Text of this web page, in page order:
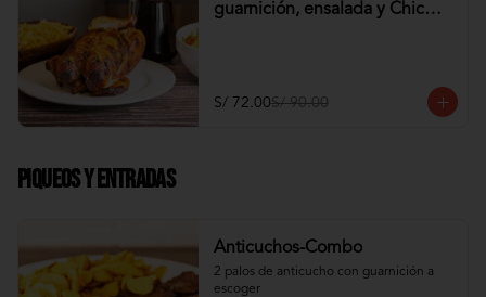
guarnición, ensalada y Chicha
S/ 72.00S/ 90.00
Piqueos y Entradas
Anticuchos-Combo
2 palos de anticucho con guarnición a
escoger